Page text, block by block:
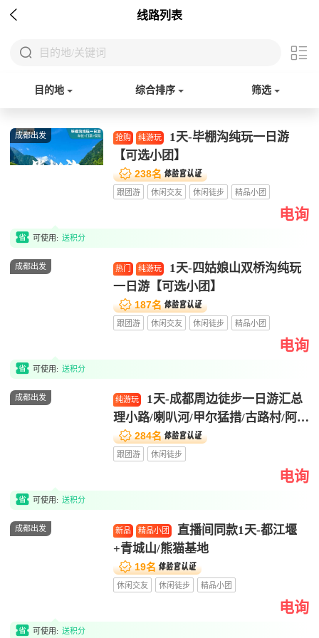
 线路列表
 目的地/关键词 
目的地 综合排序 筛选
成都出发 抢购 纯游玩
1天-毕棚沟纯玩一日游
【可选小团】
 238名 
跟团游 休闲交友 休闲徒步 精品小团
电询
 可使用: 送积分
成都出发 热门 纯游玩
1天-四姑娘山双桥沟纯玩
一日游【可选小团】
 187名 
跟团游 休闲交友 休闲徒步 精品小团
电询
 可使用: 送积分
成都出发 纯游玩
1天-成都周边徒步一日游汇总
理小路/喇叭河/甲尔猛措/古路村/阿尔
沟/云中牧场/古蜀道/理小路/甘海子1
日游
 284名 
跟团游 休闲徒步
电询
 可使用: 送积分
成都出发 新品 精品小团
直播间同款1天-都江堰
+青城山/熊猫基地
 19名 
休闲交友 休闲徒步 精品小团
电询
 可使用: 送积分